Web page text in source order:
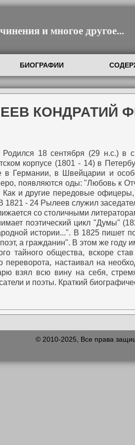
и многое другое...
БИОГРАФИИ
КОНДРАТИЙ
18 сентября (29 н.с.) в
корпусе (1801 - 14) в
в Германии, в Швейцарии и
появляются оды: "Любовь к
и другие передовые
1821 - 24 Рылеев служил
со столичными
поэтический цикл "Думы"
истории...". В 1825 пишет
а гражданин". В этом же году
тайного общества, вскоре
настаивал на
взял всю вину на себя,
и поэты. Краткий
© 2010-2025, Все права